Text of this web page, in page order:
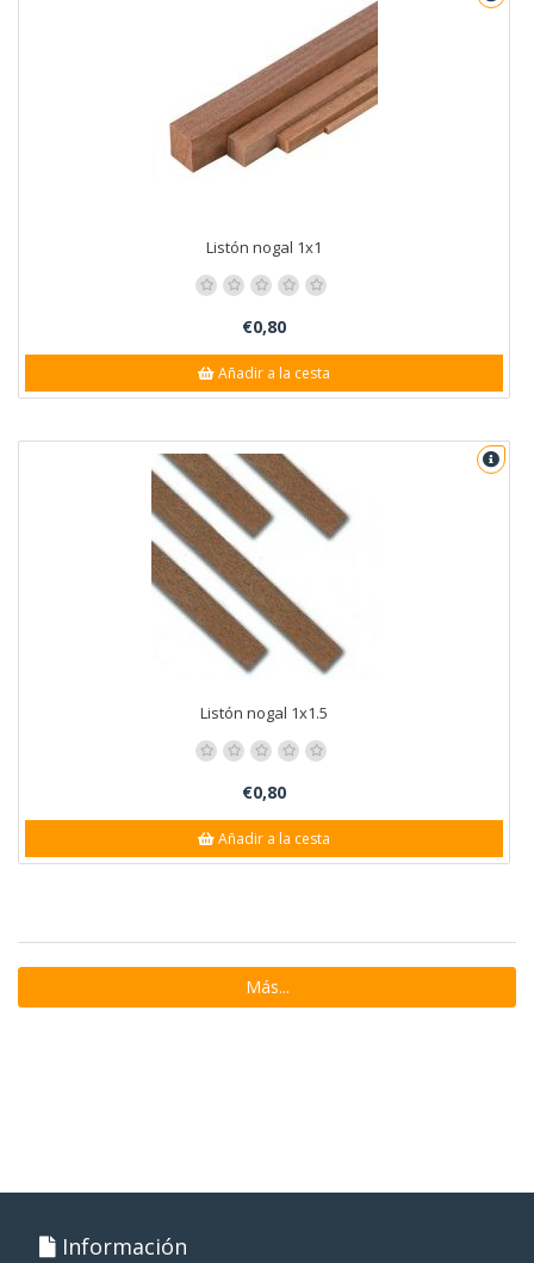
Listón nogal 1x1
€0,80
Añadir a la cesta
Listón nogal 1x1.5
€0,80
Añadir a la cesta
Más...
Información